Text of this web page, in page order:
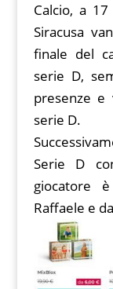
Calcio, a
Siracusa
finale del
serie D,
presenze e
serie D.
Serie D
giocatore
Raffaele e